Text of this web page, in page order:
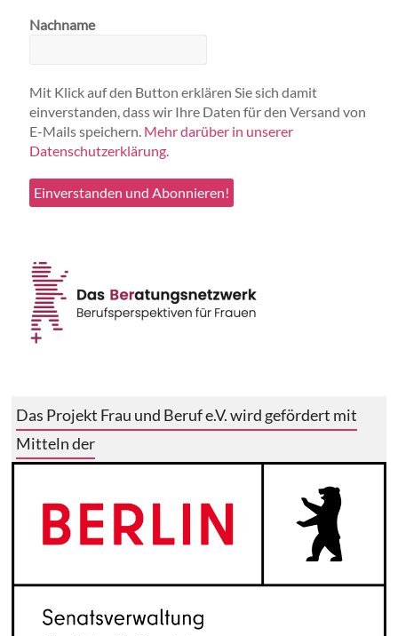
Nachname
Mit Klick auf den Button erklären Sie sich damit
einverstanden, dass wir Ihre Daten für den Versand von
E-Mails speichern. Mehr darüber in unserer
Datenschutzerklärung.
Das Projekt Frau und Beruf e.V. wird gefördert mit
Mitteln der